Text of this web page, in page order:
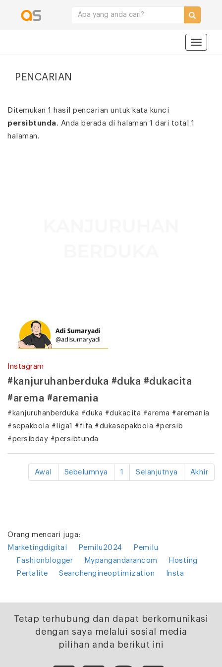
PENCARIAN
Ditemukan 1 hasil pencarian untuk kata kunci
persibtunda. Anda berada di halaman 1 dari total 1
halaman.
Instagram
#kanjuruhanberduka #duka #dukacita
#arema #aremania
#kanjuruhanberduka #duka #dukacita #arema #aremania
#sepakbola #liga1 #fifa #dukasepakbola #persib
#persibday #persibtunda
Awal Sebelumnya 1 Selanjutnya Akhir
Orang mencari juga:
Marketingdigital
Pemilu2024
Pemilu
Fashionblogger
Mypangandarancom
Hosting
Pertalite
Searchengineoptimization Insta
Tetap terhubung dan dapat berkomunikasi
dengan saya melalui sosial media
pilihan anda berikut ini